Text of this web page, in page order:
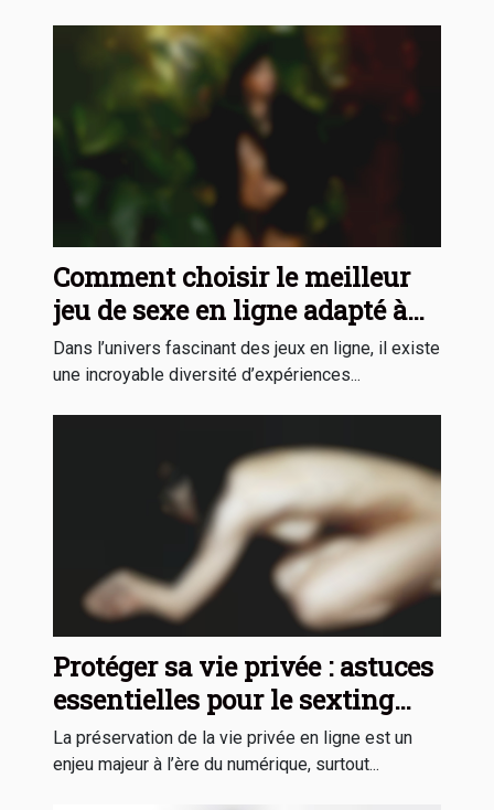
Comment choisir le meilleur
jeu de sexe en ligne adapté à
vos préférences ?
Dans l’univers fascinant des jeux en ligne, il existe
une incroyable diversité d’expériences...
Protéger sa vie privée : astuces
essentielles pour le sexting
sécurisé
La préservation de la vie privée en ligne est un
enjeu majeur à l’ère du numérique, surtout...